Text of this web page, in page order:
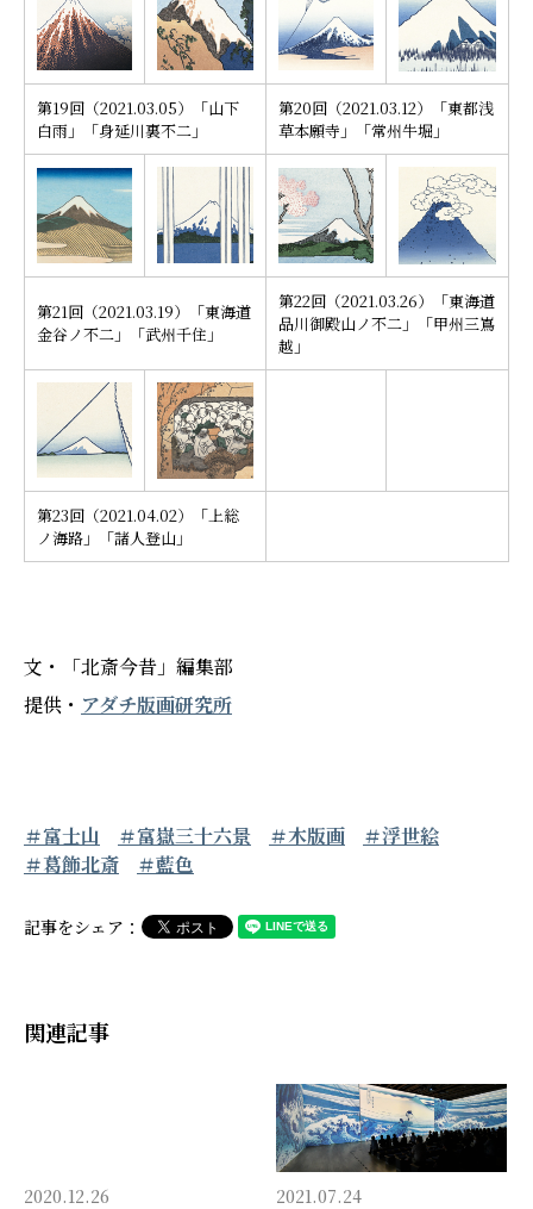
第19回（2021.03.05）「山下
白雨」「身延川裏不二」
第20回（2021.03.12）「東都浅
草本願寺」「常州牛堀」
第21回（2021.03.19）「東海道
金谷ノ不二」「武州千住」
第22回（2021.03.26）「東海道
品川御殿山ノ不二」「甲州三嶌
越」
第23回（2021.04.02）「上総
ノ海路」「諸人登山」
文・「北斎今昔」編集部
提供・ アダチ版画研究所
＃富士山 ＃富嶽三十六景 ＃木版画
＃浮世絵
＃葛飾北斎
＃藍色
記事をシェア：
関連記事
2020.12.26
2021.07.24